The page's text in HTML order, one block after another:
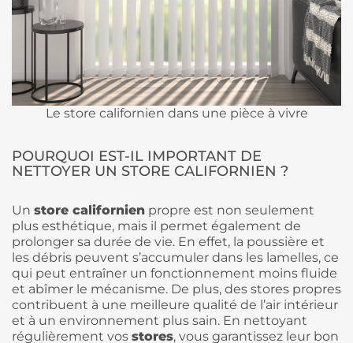
Le store californien dans une pièce à vivre
POURQUOI EST-IL IMPORTANT DE
NETTOYER UN STORE CALIFORNIEN ?
Un store californien propre est non seulement
plus esthétique, mais il permet également de
prolonger sa durée de vie. En effet, la poussière et
les débris peuvent s’accumuler dans les lamelles, ce
qui peut entraîner un fonctionnement moins fluide
et abîmer le mécanisme. De plus, des stores propres
contribuent à une meilleure qualité de l’air intérieur
et à un environnement plus sain. En nettoyant
régulièrement vos stores, vous garantissez leur bon